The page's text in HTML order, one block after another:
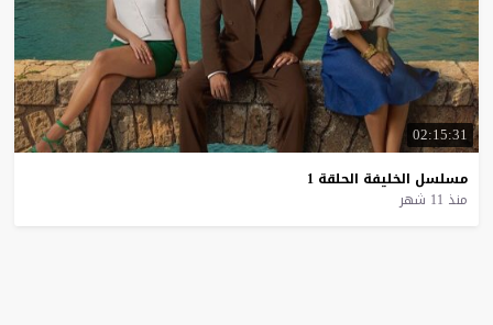
02:15:31
مسلسل الخليفة الحلقة 1
منذ 11 شهر